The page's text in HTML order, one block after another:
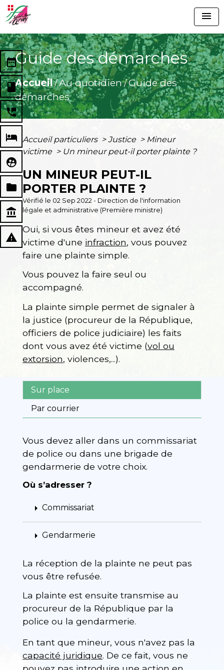
menu
Guide des démarches
Accueil/Au quotidien/Guide des
démarches
date_range
book
perm_phone_msg
local_hotel
supervised_user_circle
folder
account_balance
report_problem
Accueil particuliers > Justice > Mineur
victime > Un mineur peut-il porter plainte ?
UN MINEUR PEUT-IL
PORTER PLAINTE ?
Vérifié le 02 Sep 2022 - Direction de l'information
légale et administrative (Première ministre)
Oui, si vous êtes mineur et avez été
victime d'une infraction, vous pouvez
faire une plainte simple.
Vous pouvez la faire seul ou
accompagné.
La plainte simple permet de signaler à
la justice (procureur de la République,
officiers de police judiciaire) les faits
dont vous avez été victime (vol ou
extorsion, violences,...).
Sur place
Par courrier
Vous devez aller dans un commissariat
de police ou dans une brigade de
gendarmerie de votre choix.
Où s’adresser ?
arrow_right Commissariat
arrow_right Gendarmerie
La réception de la plainte ne peut pas
vous être refusée.
La plainte est ensuite transmise au
procureur de la République par la
police ou la gendarmerie.
En tant que mineur, vous n'avez pas la
capacité juridique. De ce fait, vous ne